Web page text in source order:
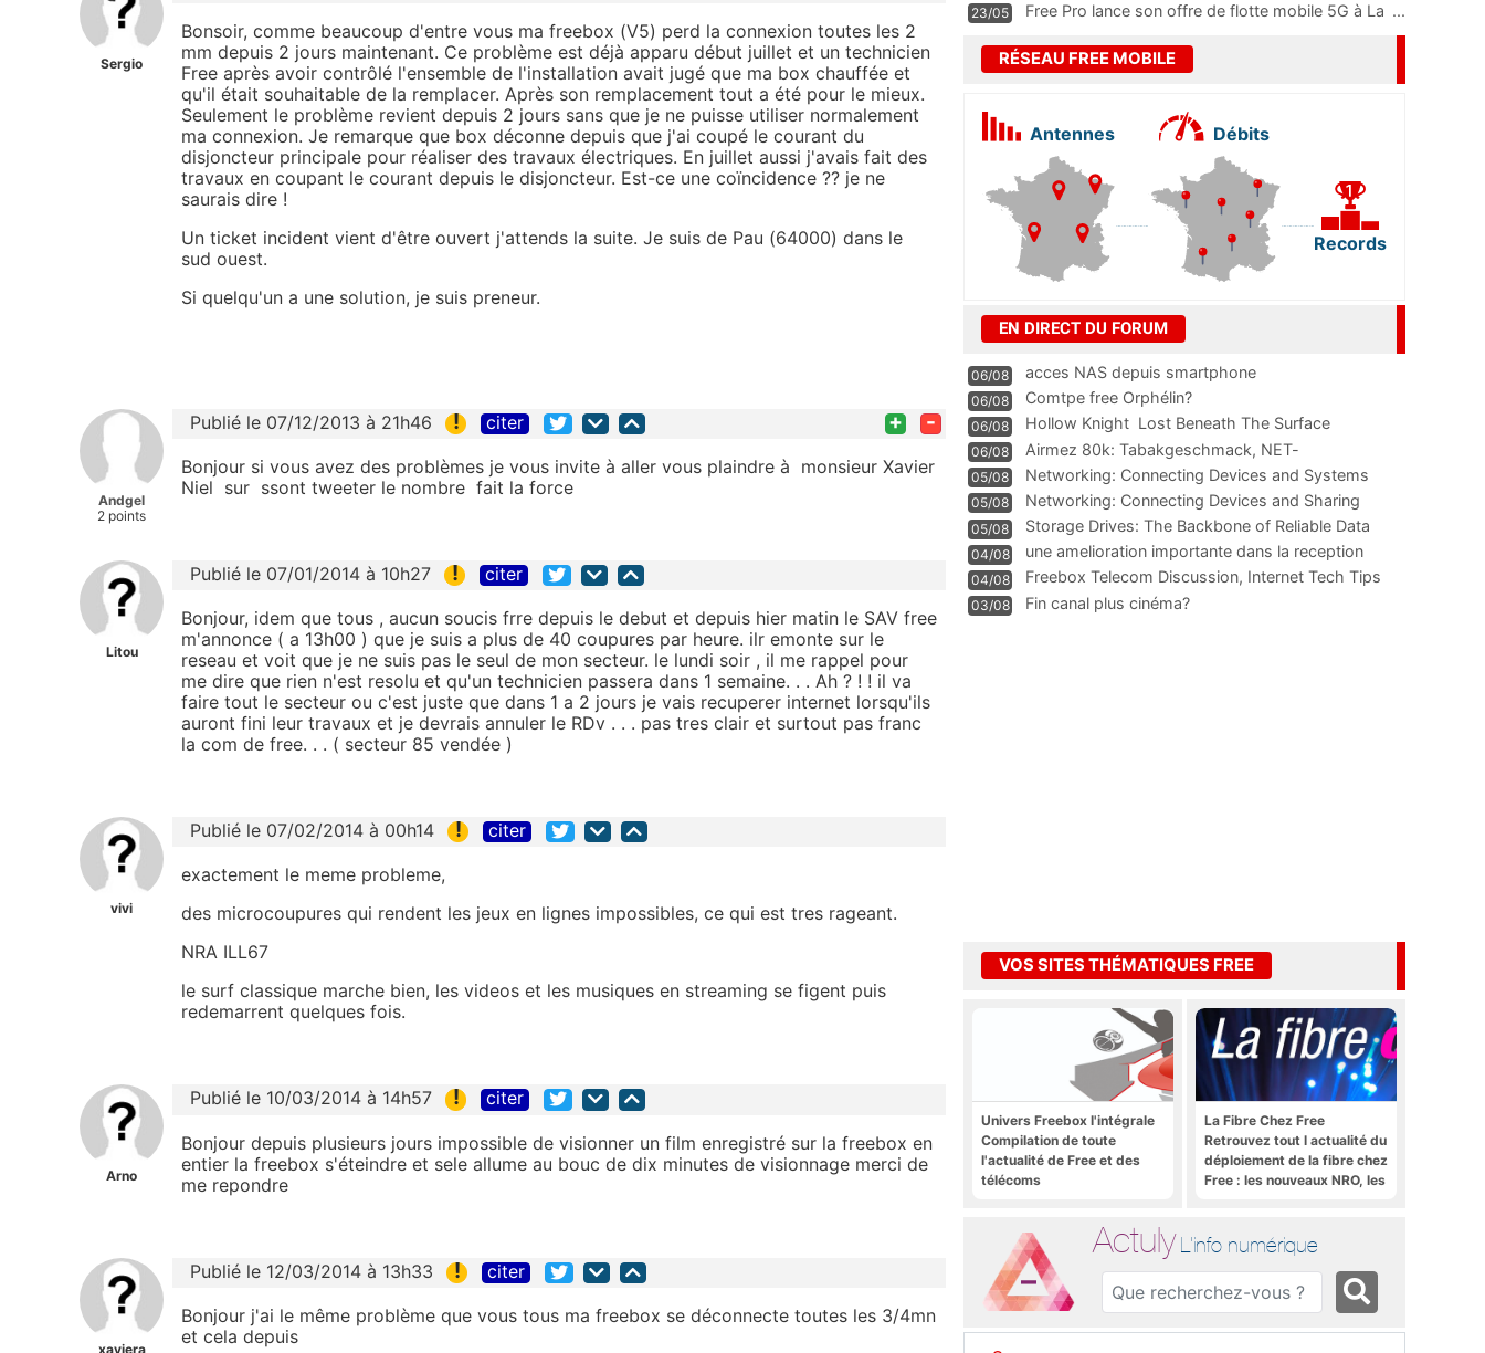
Sergio
Bonsoir, comme beaucoup d'entre vous ma freebox (V5) perd la connexion toutes les 2
mm depuis 2 jours maintenant. Ce problème est déjà apparu début juillet et un technicien
Free après avoir contrôlé l'ensemble de l'installation avait jugé que ma box chauffée et
qu'il était souhaitable de la remplacer. Après son remplacement tout a été pour le mieux.
Seulement le problème revient depuis 2 jours sans que je ne puisse utiliser normalement
ma connexion. Je remarque que box déconne depuis que j'ai coupé le courant du
disjoncteur principale pour réaliser des travaux électriques. En juillet aussi j'avais fait des
travaux en coupant le courant depuis le disjoncteur. Est-ce une coïncidence ?? je ne
saurais dire !
Un ticket incident vient d'être ouvert j'attends la suite. Je suis de Pau (64000) dans le
sud ouest.
Si quelqu'un a une solution, je suis preneur.
Andgel
2 points
Publié le 07/12/2013 à 21h46 ! citer + -
Bonjour si vous avez des problèmes je vous invite à aller vous plaindre à monsieur Xavier
Niel sur ssont tweeter le nombre fait la force
Litou
Publié le 07/01/2014 à 10h27 ! citer
Bonjour, idem que tous , aucun soucis frre depuis le debut et depuis hier matin le SAV free
m'annonce ( a 13h00 ) que je suis a plus de 40 coupures par heure. ilr emonte sur le
reseau et voit que je ne suis pas le seul de mon secteur. le lundi soir , il me rappel pour
me dire que rien n'est resolu et qu'un technicien passera dans 1 semaine. . . Ah ? ! ! il va
faire tout le secteur ou c'est juste que dans 1 a 2 jours je vais recuperer internet lorsqu'ils
auront fini leur travaux et je devrais annuler le RDv . . . pas tres clair et surtout pas franc
la com de free. . . ( secteur 85 vendée )
vivi
Publié le 07/02/2014 à 00h14 ! citer
exactement le meme probleme,
des microcoupures qui rendent les jeux en lignes impossibles, ce qui est tres rageant.
NRA ILL67
le surf classique marche bien, les videos et les musiques en streaming se figent puis
redemarrent quelques fois.
Arno
Publié le 10/03/2014 à 14h57 ! citer
Bonjour depuis plusieurs jours impossible de visionner un film enregistré sur la freebox en
entier la freebox s'éteindre et sele allume au bouc de dix minutes de visionnage merci de
me repondre
xaviera
Publié le 12/03/2014 à 13h33 ! citer
Bonjour j'ai le même problème que vous tous ma freebox se déconnecte toutes les 3/4mn
et cela depuis
23/05 Free Pro lance son offre de flotte mobile 5G à La ...
RÉSEAU FREE MOBILE
Antennes Débits
Records
EN DIRECT DU FORUM
06/08 acces NAS depuis smartphone
06/08 Comtpe free Orphélin?
06/08 Hollow Knight  Lost Beneath The Surface
06/08
Airmez 80k: Tabakgeschmack, NET-
Technologie und Leistung im
05/08 Networking: Connecting Devices and Systems
05/08
Networking: Connecting Devices and Sharing
Information
05/08
Storage Drives: The Backbone of Reliable Data
Management
04/08
une amelioration importante dans la reception
WIFI
04/08
Freebox Telecom Discussion, Internet Tech Tips
Communi
03/08 Fin canal plus cinéma?
VOS SITES THÉMATIQUES FREE
Univers Freebox l'intégrale
Compilation de toute
l'actualité de Free et des
télécoms
La Fibre Chez Free
Retrouvez tout l actualité du
déploiement de la fibre chez
Free : les nouveaux NRO, les
Actuly L'info numérique